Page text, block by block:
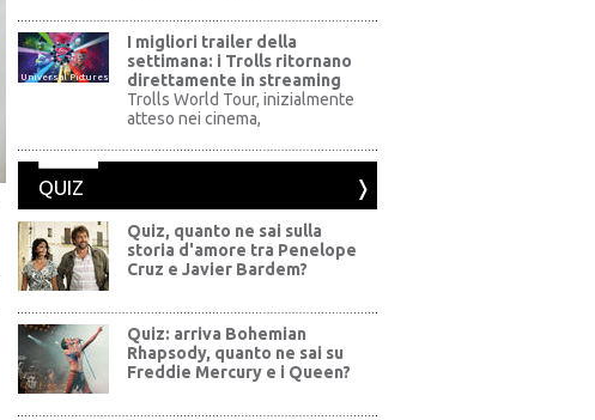
Universal Pictures
I migliori trailer della
settimana: i Trolls ritornano
direttamente in streaming
Trolls World Tour, inizialmente
atteso nei cinema,
QUIZ
Quiz, quanto ne sai sulla
storia d'amore tra Penelope
Cruz e Javier Bardem?
Quiz: arriva Bohemian
Rhapsody, quanto ne sai su
Freddie Mercury e i Queen?